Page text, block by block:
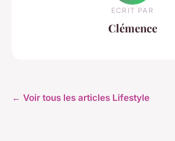
ECRIT PAR
Clémence
← Voir tous les articles Lifestyle